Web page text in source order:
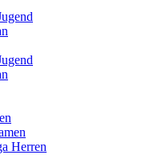
Herren